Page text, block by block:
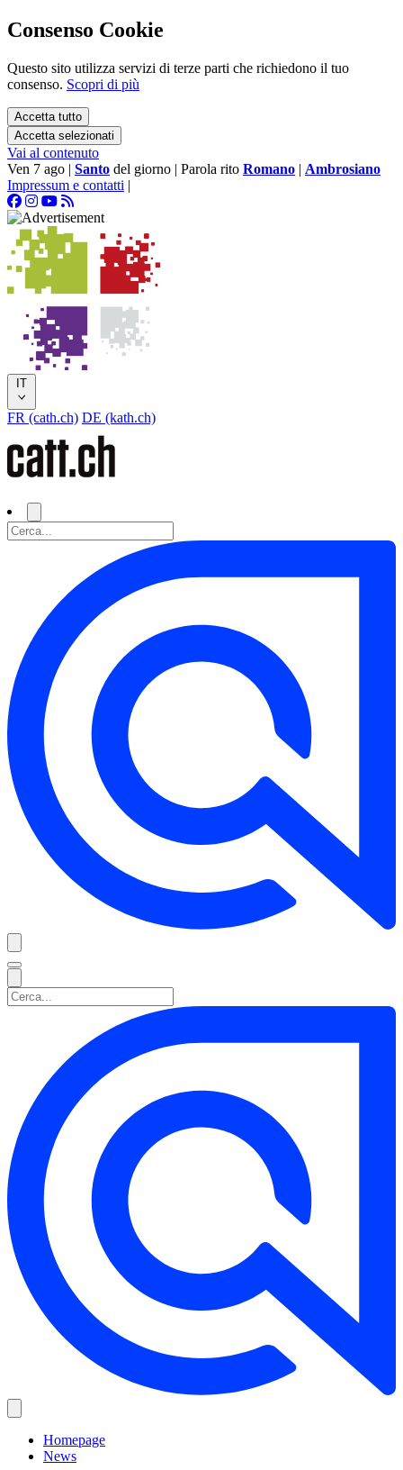
Consenso Cookie
Questo sito utilizza servizi di terze parti che richiedono il tuo
consenso. Scopri di più
Accetta tutto
Accetta selezionati
Vai al contenuto
Ven 7 ago | Santo del giorno | Parola rito Romano | Ambrosiano
Impressum e contatti |
IT
FR (cath.ch) DE (kath.ch)
Homepage
News